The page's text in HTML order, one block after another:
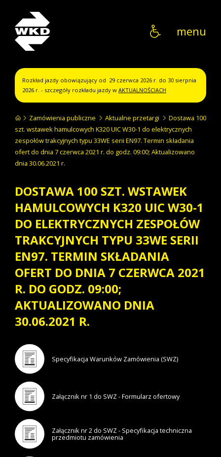
menu
Rozkład jazdy obowiązujący od 29 czerwca 2026 r. do 30 sierpnia
2026 r. - szczegóły rozkładu jazdy w AKTUALNOŚCIACH
Zamówienia publiczne Aktualne przetargi
Dostawa 100
szt. wstawek hamulcowych K320 UIC W30-1 do elektrycznych
zespołów trakcyjnych typu 33WE serii EN97. Termin składania
ofert do dnia 7 czerwca 2021 r. do godz. 09:00; Aktualizowano
dnia 30.06.2021 r.
DOSTAWA 100 SZT. WSTAWEK
HAMULCOWYCH K320 UIC W30-1
DO ELEKTRYCZNYCH ZESPOŁÓW
TRAKCYJNYCH TYPU 33WE SERII
EN97. TERMIN SKŁADANIA
OFERT DO DNIA 7 CZERWCA 2021
R. DO GODZ. 09:00;
AKTUALIZOWANO DNIA
30.06.2021 R.
Specyfikacja Warunków Zamówienia (SWZ)
Załącznik nr 1 do SWZ - Formularz ofertowy
Załącznik nr 2 do SWZ - Specyfikacja techniczna
przedmiotu zamówienia